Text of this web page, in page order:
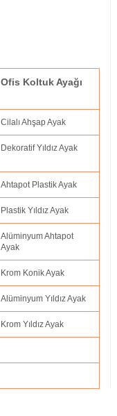
Ofis Koltuk Ayağı
Cilalı Ahşap Ayak
Dekoratif Yıldız Ayak
Ahtapot Plastik Ayak
Plastik Yıldız Ayak
Alüminyum Ahtapot
Ayak
Krom Konik Ayak
Alüminyum Yıldız Ayak
Krom Yıldız Ayak